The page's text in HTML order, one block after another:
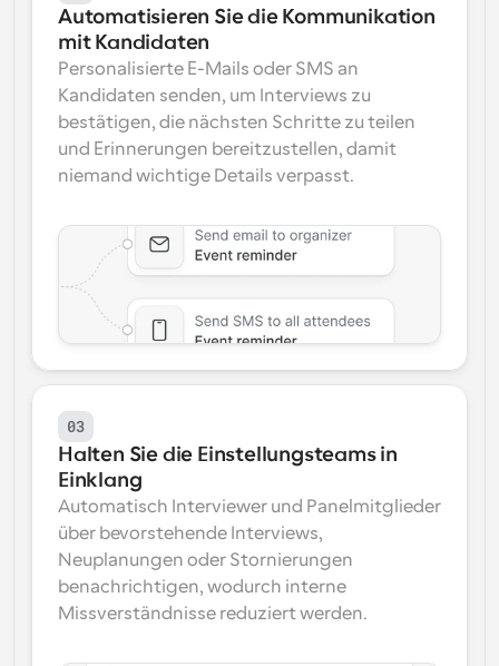
Automatisieren Sie die Kommunikation
mit Kandidaten
Personalisierte E-Mails oder SMS an
Kandidaten senden, um Interviews zu
bestätigen, die nächsten Schritte zu teilen
und Erinnerungen bereitzustellen, damit
niemand wichtige Details verpasst.
03
Halten Sie die Einstellungsteams in
Einklang
Automatisch Interviewer und Panelmitglieder
über bevorstehende Interviews,
Neuplanungen oder Stornierungen
benachrichtigen, wodurch interne
Missverständnisse reduziert werden.